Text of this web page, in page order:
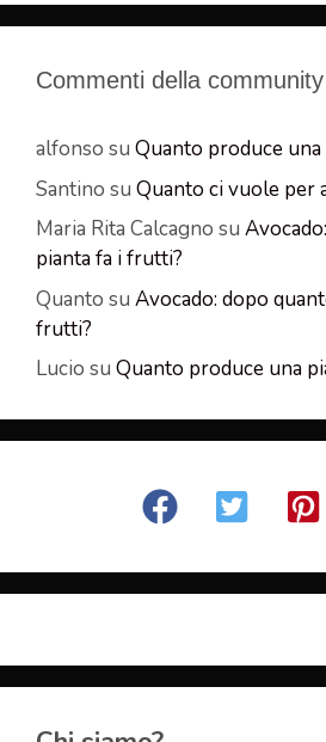
Commenti della community
alfonso su Quanto produce
Santino su Quanto ci vuole per
Maria Rita Calcagno su
pianta fa i frutti?
Quanto su Avocado: dopo
frutti?
Lucio su Quanto produce una